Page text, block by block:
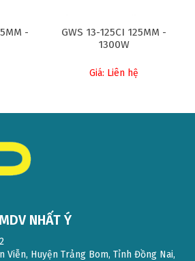
-
GWS 13-125CI 125MM -
1300W
Giá: Liên hệ
NHẤT Ý
Viễn, Huyện Trảng Bom, Tỉnh Đồng Nai,